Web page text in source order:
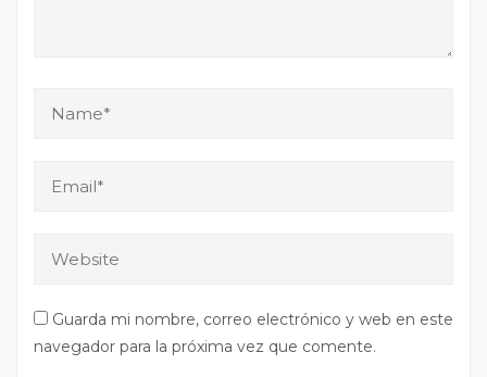
Guarda mi nombre, correo electrónico y web en este
navegador para la próxima vez que comente.